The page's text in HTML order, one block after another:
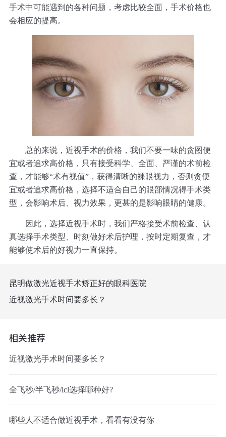
手术中可能遇到的各种问题，考虑比较全面，手术价格也
会相应的提高。
总的来说，近视手术的价格，我们不要一味的贪图便
宜或者追求高价格，只有接受科学、全面、严谨的术前检
查，才能够“术有视值”，获得清晰的裸眼视力，否则贪便
宜或者追求高价格，选择不适合自己的眼部情况得手术类
型，会影响术后、视力效果，更甚的是影响眼睛的健康。
因此，选择近视手术时，我们严格接受术前检查、认
真选择手术类型、时刻做好术后护理，按时定期复查，才
能够使术后的好视力一直保持。
昆明做激光近视手术矫正好的眼科医院
近视激光手术时间要多长？
相关推荐
近视激光手术时间要多长？
全飞秒/半飞秒/icl选择哪种好?
哪些人不适合做近视手术，看看有没有你